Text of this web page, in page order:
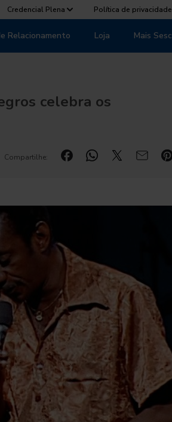
Credencial Plena Política de privacidade
Relacionamento Loja Mais Sesc
celebra os
Compartilhe: